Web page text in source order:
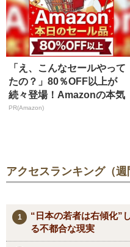
「え、こんなセールやって
たの？」80％OFF以上が
続々登場！Amazonの本気
が...
PR(Amazon)
アクセスランキング（週
“日本の若者は右傾化”
る不都合な現実